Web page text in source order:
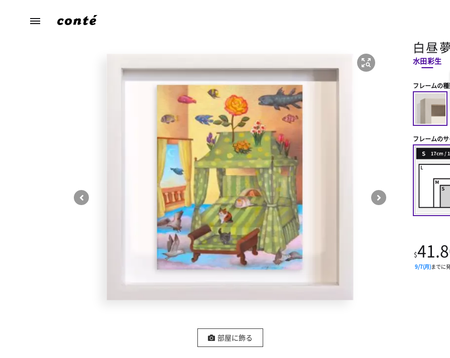
部屋に飾る
白昼
水田彩生
フレームの
フレームの
$
9/7(月)までに